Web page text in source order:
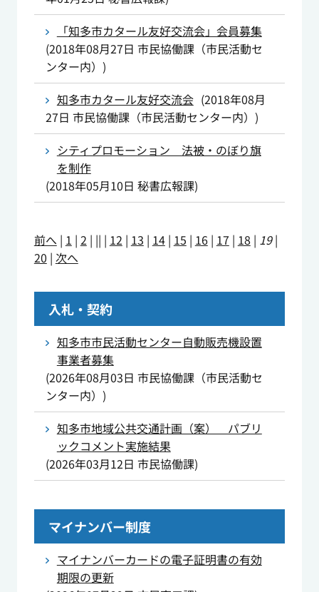
「知多市カタール友好交流会」会員募集
(2018年08月27日 市民協働課（市民活動セ
ンター内） )
知多市カタール友好交流会 (2018年08月
27日 市民協働課（市民活動センター内） )
シティプロモーション 法被・のぼり旗
を制作
(2018年05月10日 秘書広報課)
前へ | 1 | 2 | || | 12 | 13 | 14| 15 | 16| 17 | 18| 19|
20 | 次へ
入札・契約
知多市市民活動センター自動販売機設置
事業者募集
(2026年08月03日 市民協働課（市民活動セ
ンター内） )
知多市地域公共交通計画（案） パブリ
ックコメント実施結果
(2026年03月12日 市民協働課)
マイナンバー制度
マイナンバーカードの電子証明書の有効
期限の更新